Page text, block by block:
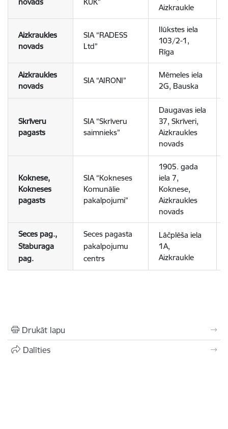
Aizkraukle
Aizkraukles
novads
SIA “RADESS
Ltd”
Ilūkstes iela
103/2-1,
Rīga
Aizkraukles
novads
SIA “AIRONI”
Mēmeles iela
2G, Bauska
Skrīveru
pagasts
SIA “Skrīveru
saimnieks”
Daugavas iela
37, Skrīveri,
Aizkraukles
novads
Koknese,
Kokneses
pagasts
SIA “Kokneses
Komunālie
pakalpojumi”
1905. gada
iela 7,
Koknese,
Aizkraukles
novads
Seces pag.,
Staburaga
pag.
Seces pagasta
pakalpojumu
centrs
Lāčplēša iela
1A,
Aizkraukle
Drukāt lapu
Dalīties